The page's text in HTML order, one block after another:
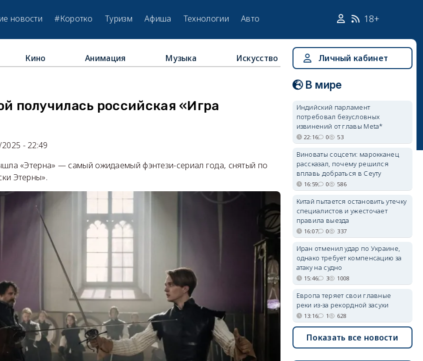
новости #Коротко Туризм Афиша Технологии Авто 18+
Кино Анимация Музыка Искусство
получилась российская «Игра
- 22:49
«Этерна» — самый ожидаемый фэнтези-сериал года, снятый по
Этерны».
Личный кабинет
В мире
Индийский парламент
потребовал безусловных
извинений от главы Meta*
22:16 0 53
Виноваты соцсети: марокканец
рассказал, почему решился
вплавь добраться в Сеуту
16:59 0 586
Китай пытается остановить утечку
специалистов и ужесточает
правила выезда
16:07 0 337
Иран отменил удар по Украине,
однако требует компенсацию за
атаку на судно
15:46 3 1008
Европа теряет свои главные
реки из-за рекордной засухи
13:16 1 628
Показать все новости